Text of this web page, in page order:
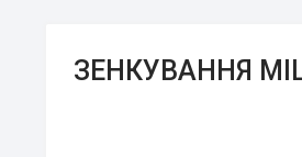
ЗЕНКУВАННЯ